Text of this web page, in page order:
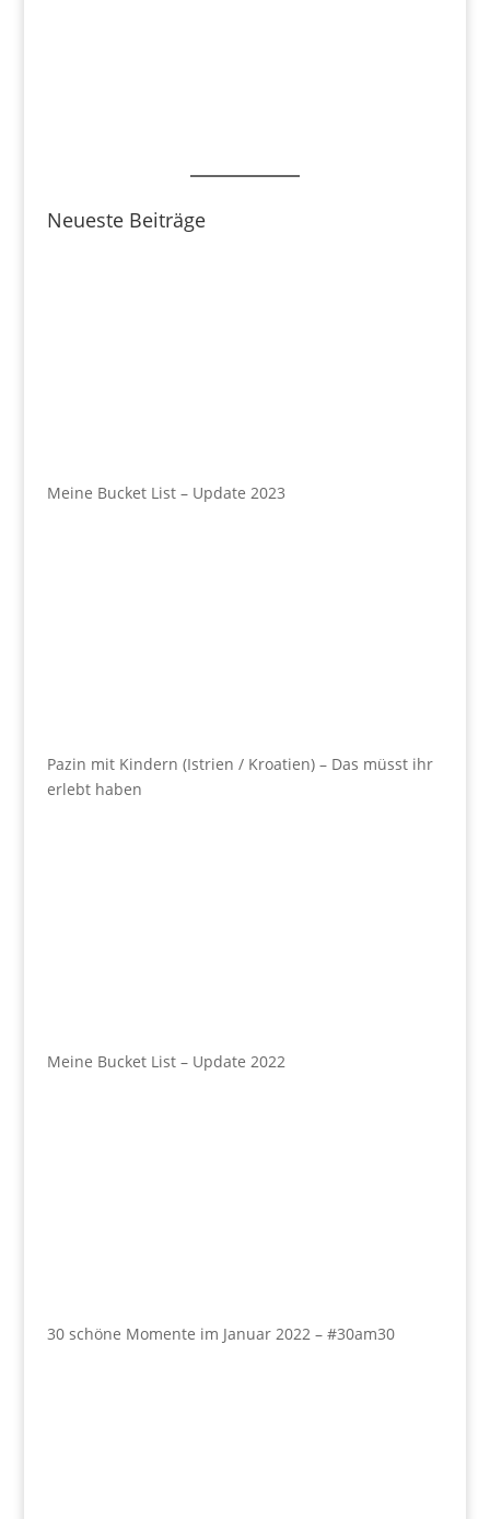
Neueste Beiträge
Meine Bucket List – Update 2023
Pazin mit Kindern (Istrien / Kroatien) – Das müsst ihr
erlebt haben
Meine Bucket List – Update 2022
30 schöne Momente im Januar 2022 – #30am30